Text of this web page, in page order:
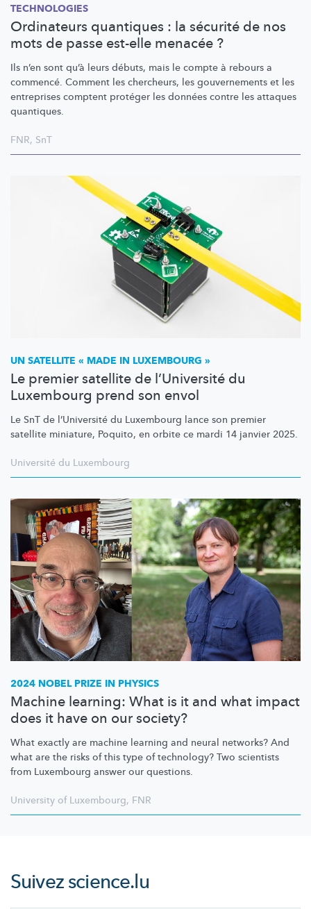
TECHNOLOGIES
Ordinateurs quantiques : la sécurité de nos
mots de passe est-elle menacée ?
Ils n’en sont qu’à leurs débuts, mais le compte à rebours a
commencé. Comment les chercheurs, les gouvernements et les
entreprises comptent protéger les données contre les attaques
quantiques.
FNR, SnT
UN SATELLITE « MADE IN LUXEMBOURG »
Le premier satellite de l’Université du
Luxembourg prend son envol
Le SnT de l’Université du Luxembourg lance son premier
satellite miniature, Poquito, en orbite ce mardi 14 janvier 2025.
Université du Luxembourg
2024 NOBEL PRIZE IN PHYSICS
Machine learning: What is it and what impact
does it have on our society?
What exactly are machine learning and neural networks? And
what are the risks of this type of technology? Two scientists
from Luxembourg answer our questions.
University of Luxembourg, FNR
Suivezscience.lu